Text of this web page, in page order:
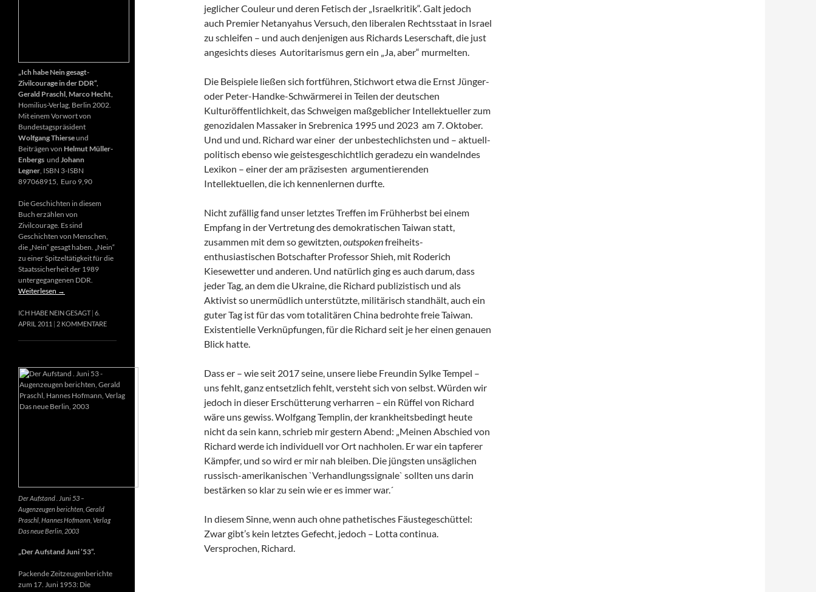
jeglicher Couleur und deren Fetisch der „Israelkritik“. Galt jedoch
auch Premier Netanyahus Versuch, den liberalen Rechtsstaat in Israel
zu schleifen – und auch denjenigen aus Richards Leserschaft, die just
angesichts dieses Autoritarismus gern ein „Ja, aber“ murmelten.
Die Beispiele ließen sich fortführen, Stichwort etwa die Ernst Jünger-
oder Peter-Handke-Schwärmerei in Teilen der deutschen
Kulturöffentlichkeit, das Schweigen maßgeblicher Intellektueller zum
genozidalen Massaker in Srebrenica 1995 und 2023 am 7. Oktober.
Und und und. Richard war einer der unbestechlichsten und – aktuell-
politisch ebenso wie geistesgeschichtlich geradezu ein wandelndes
Lexikon – einer der am präzisesten argumentierenden
Intellektuellen, die ich kennenlernen durfte.
Nicht zufällig fand unser letztes Treffen im Frühherbst bei einem
Empfang in der Vertretung des demokratischen Taiwan statt,
zusammen mit dem so gewitzten, outspokenfreiheits-
enthusiastischen Botschafter Professor Shieh, mit Roderich
Kiesewetter und anderen. Und natürlich ging es auch darum, dass
jeder Tag, an dem die Ukraine, die Richard publizistisch und als
Aktivist so unermüdlich unterstützte, militärisch standhält, auch ein
guter Tag ist für das vom totalitären China bedrohte freie Taiwan.
Existentielle Verknüpfungen, für die Richard seit je her einen genauen
Blick hatte.
Dass er – wie seit 2017 seine, unsere liebe Freundin Sylke Tempel –
uns fehlt, ganz entsetzlich fehlt, versteht sich von selbst. Würden wir
jedoch in dieser Erschütterung verharren – ein Rüffel von Richard
wäre uns gewiss. Wolfgang Templin, der krankheitsbedingt heute
nicht da sein kann, schrieb mir gestern Abend: „Meinen Abschied von
Richard werde ich individuell vor Ort nachholen. Er war ein tapferer
Kämpfer, und so wird er mir nah bleiben. Die jüngsten unsäglichen
russisch-amerikanischen `Verhandlungssignale` sollten uns darin
bestärken so klar zu sein wie er es immer war.´
In diesem Sinne, wenn auch ohne pathetisches Fäustegeschüttel:
Zwar gibt’s kein letztes Gefecht, jedoch – Lotta continua.
Versprochen, Richard.
„Ich habe Nein gesagt-
Zivilcourage in der DDR“,
Gerald Praschl, Marco Hecht,
Homilius-Verlag, Berlin 2002.
Mit einem Vorwort von
Bundestagspräsident
Wolfgang Thierseund
Beiträgen von Helmut Müller-
Enbergs und Johann
Legner , ISBN 3-ISBN
897068915, Euro 9,90
Die Geschichten in diesem
Buch erzählen von
Zivilcourage. Es sind
Geschichten von Menschen,
die „Nein“ gesagt haben. „Nein“
zu einer Spitzeltätigkeit für die
Staatssicherheit der 1989
untergegangenen DDR.
Weiterlesen →
ICH HABE NEIN GESAGT 6.
APRIL 2011
2 KOMMENTARE
Der Aufstand . Juni 53 –
Augenzeugen berichten, Gerald
Praschl, Hannes Hofmann, Verlag
Das neue Berlin, 2003
„Der Aufstand Juni ’53“.
Packende Zeitzeugenberichte
zum 17. Juni 1953: Die